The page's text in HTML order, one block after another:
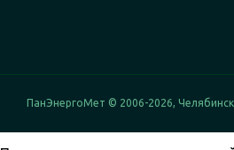
ПанЭнергоМет © 2006-2026, Челябинск